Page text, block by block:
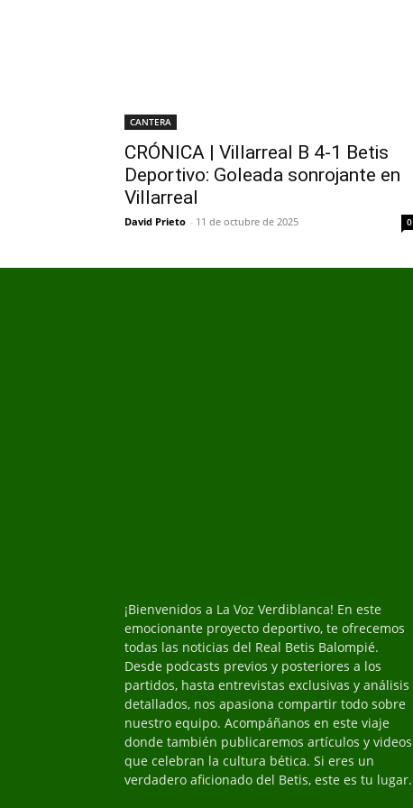
CANTERA
CRÓNICA | Villarreal B 4-1 Betis
Deportivo: Goleada sonrojante en
Villarreal
David Prieto - 11 de octubre de 2025 0
¡Bienvenidos a La Voz Verdiblanca! En este
emocionante proyecto deportivo, te ofrecemos
todas las noticias del Real Betis Balompié.
Desde podcasts previos y posteriores a los
partidos, hasta entrevistas exclusivas y análisis
detallados, nos apasiona compartir todo sobre
nuestro equipo. Acompáñanos en este viaje
donde también publicaremos artículos y videos
que celebran la cultura bética. Si eres un
verdadero aficionado del Betis, este es tu lugar.